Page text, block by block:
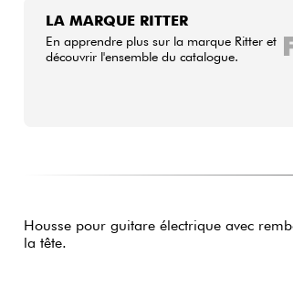
LA MARQUE RITTER
En apprendre plus sur la marque Ritter et
découvrir l'ensemble du catalogue.
Housse pour guitare électrique avec
la tête.